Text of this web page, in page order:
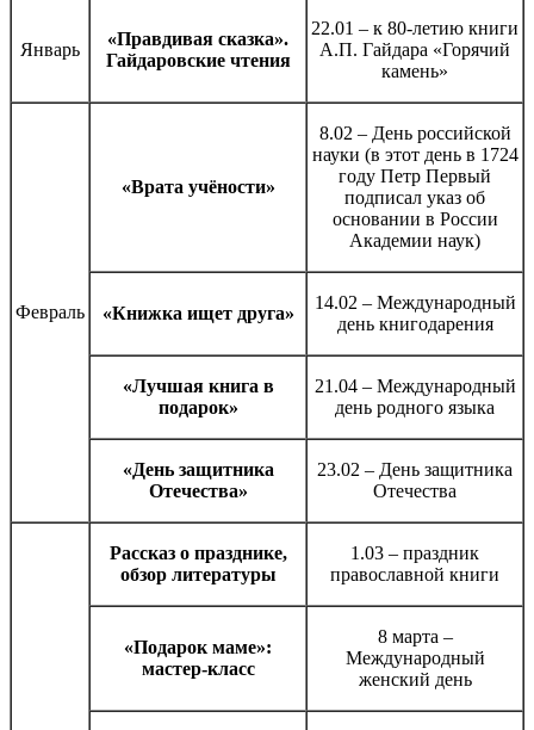
Январь
«Правдивая сказка».
Гайдаровские чтения
22.01 – к 80-летию книги
А.П. Гайдара «Горячий
камень»
Февраль
«Врата учёности»
8.02 – День российской
науки (в этот день в 1724
году Петр Первый
подписал указ об
основании в России
Академии наук)
«Книжка ищет друга»
14.02 – Международный
день книгодарения
«Лучшая книга в
подарок»
21.04 – Международный
день родного языка
«День защитника
Отечества»
23.02 – День защитника
Отечества
Рассказ о празднике,
обзор литературы
1.03 – праздник
православной книги
«Подарок маме»:
мастер-класс
8 марта –
Международный
женский день